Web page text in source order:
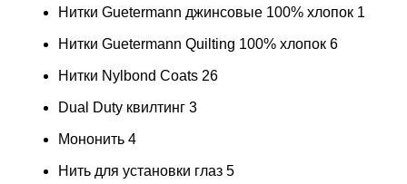
Нитки Guetermann джинсовые 100% хлопок 1
Нитки Guetermann Quilting 100% хлопок 6
Нитки Nylbond Coats 26
Dual Duty квилтинг 3
Мононить 4
Нить для установки глаз 5